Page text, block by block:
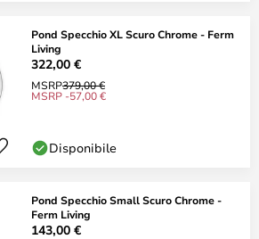
Pond Specchio XL Scuro Chrome - Ferm
Living
322,00 €
MSRP379,00 €
MSRP -57,00 €
Disponibile
Pond Specchio Small Scuro Chrome -
Ferm Living
143,00 €